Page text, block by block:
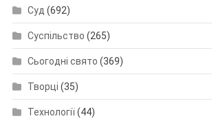
Суд (692)
Суспільство (265)
Сьогодні свято (369)
Творці (35)
Технології(44)